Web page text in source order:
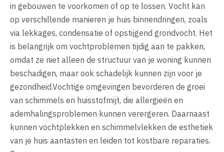
in gebouwen te voorkomen of op te lossen. Vocht kan
op verschillende manieren je huis binnendringen, zoals
via lekkages, condensatie of opstijgend grondvocht. Het
is belangrijk om vochtproblemen tijdig aan te pakken,
omdat ze niet alleen de structuur van je woning kunnen
beschadigen, maar ook schadelijk kunnen zijn voor je
gezondheid.Vochtige omgevingen bevorderen de groei
van schimmels en huisstofmijt, die allergieën en
ademhalingsproblemen kunnen verergeren. Daarnaast
kunnen vochtplekken en schimmelvlekken de esthetiek
van je huis aantasten en leiden tot kostbare reparaties.